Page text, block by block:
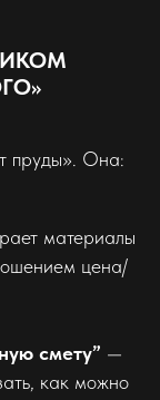
пруды». Она:
материалы
цена/
смету” —
как можно